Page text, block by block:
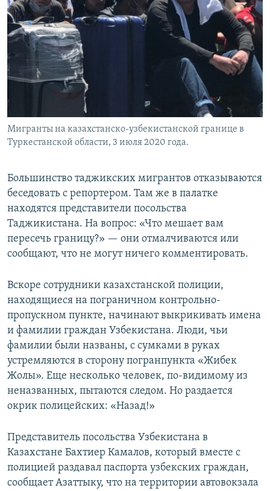
Мигранты на казахстанско-узбекистанской границе в
Туркестанской области, 3 июля 2020 года.
Большинство таджикских мигрантов отказываются
беседовать с репортером. Там же в палатке
находятся представители посольства
Таджикистана. На вопрос: «Что мешает вам
пересечь границу?» — они отмалчиваются или
сообщают, что не могут ничего комментировать.
Вскоре сотрудники казахстанской полиции,
находящиеся на пограничном контрольно-
пропускном пункте, начинают выкрикивать имена
и фамилии граждан Узбекистана. Люди, чьи
фамилии были названы, с сумками в руках
устремляются в сторону погранпункта «Жибек
Жолы». Еще несколько человек, по-видимому из
неназванных, пытаются следом. Но раздается
окрик полицейских: «Назад!»
Представитель посольства Узбекистана в
Казахстане Бахтиер Камалов, который вместе с
полицией раздавал паспорта узбекских граждан,
сообщает Азаттыку, что на территории автовокзала